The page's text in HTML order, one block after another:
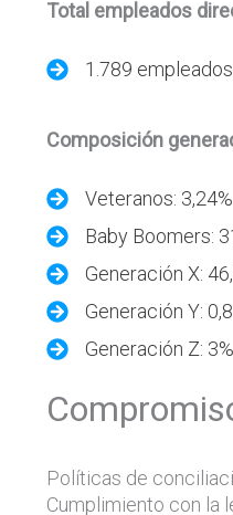
Total empleados
1.789 empleados
Composición
Veteranos: 3,24%
Baby Boomers:
Generación X:
Generación Y:
Generación Z: 3%
Políticas de
Cumplimiento con la